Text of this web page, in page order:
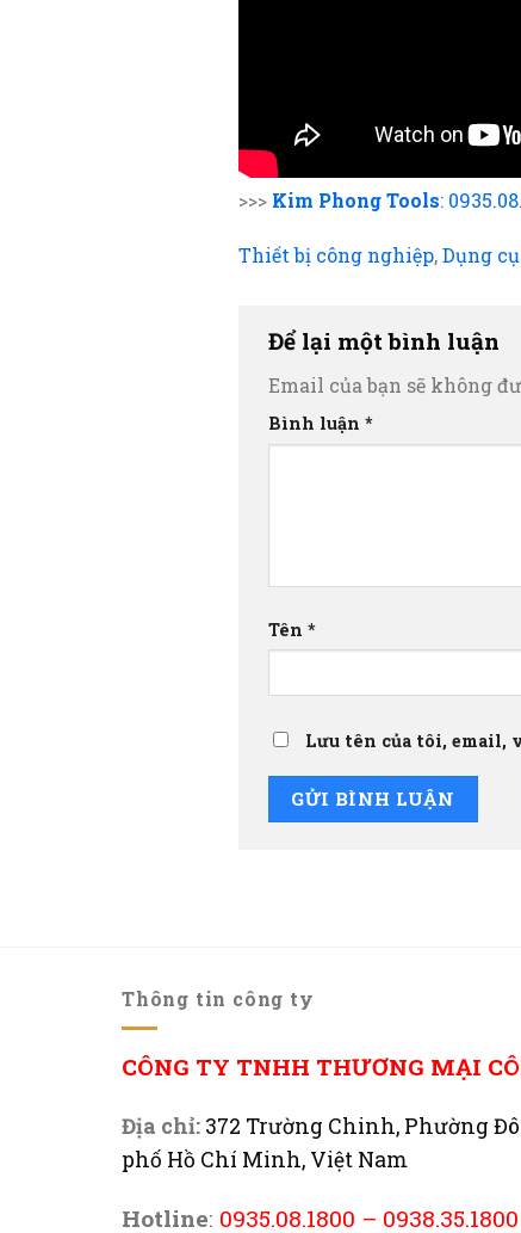
>>> Kim Phong Tools:
Thiết bị công nghiệp,Dụng
Để lại một bình luận
Email của bạn sẽ không
Bình luận *
Tên *
Lưu tên của tôi,
Thông tin công ty
CÔNG TY TNHH THƯƠNG MẠI
Địa chỉ: 372 Trường Chinh, Phường
phố Hồ Chí Minh, Việt Nam
Hotline: 0935.08.1800 – 0938.35.1800